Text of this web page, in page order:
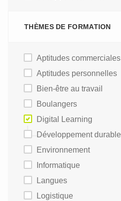
THÈMES DE FORMATION
Aptitudes commerciales
Aptitudes personnelles
Bien-être au travail
Boulangers
Digital Learning
Développement durable
Environnement
Informatique
Langues
Logistique